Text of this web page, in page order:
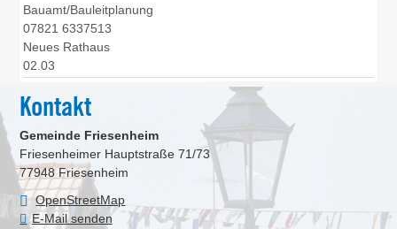
Bauamt/Bauleitplanung
07821 6337513
Neues Rathaus
02.03
Kontakt
Gemeinde Friesenheim
Friesenheimer Hauptstraße 71/73
77948 Friesenheim
OpenStreetMap
E-Mail senden